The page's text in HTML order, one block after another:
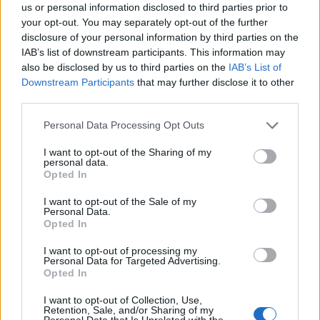
us or personal information disclosed to third parties prior to
your opt-out. You may separately opt-out of the further
disclosure of your personal information by third parties on the
IAB’s list of downstream participants. This information may
also be disclosed by us to third parties on the IAB’s List of
Downstream Participants that may further disclose it to other
Personal Data Processing Opt Outs
I want to opt-out of the Sharing of my
personal data.
Opted In
I want to opt-out of the Sale of my
Personal Data.
Opted In
I want to opt-out of processing my
Personal Data for Targeted Advertising.
Opted In
I want to opt-out of Collection, Use,
Retention, Sale, and/or Sharing of my
Veprimi i Ernest Muçit,
reagon presidenti i
Trabzonsporit: Më preku
mua dhe të gjithë lojtarët
Hetimet për vrasjen e
Edmond Sulës, kontrolle
në Bërxullë dhe
shoqërime personash për
t’u marrë në pyetje
Argjentina e “dashuruar”
del me deklaratë zyrtare:
Model transparent
euro, çfarë ndodh me